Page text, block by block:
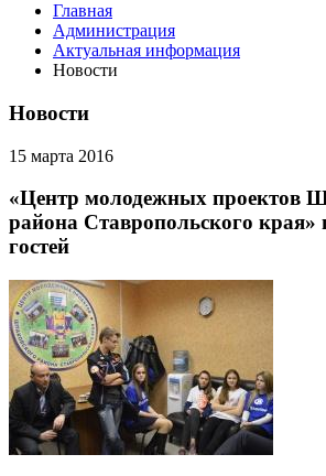
Главная
Администрация
Актуальная информация
Новости
Новости
15 марта 2016
«Центр молодежных проектов
района Ставропольского края»
гостей